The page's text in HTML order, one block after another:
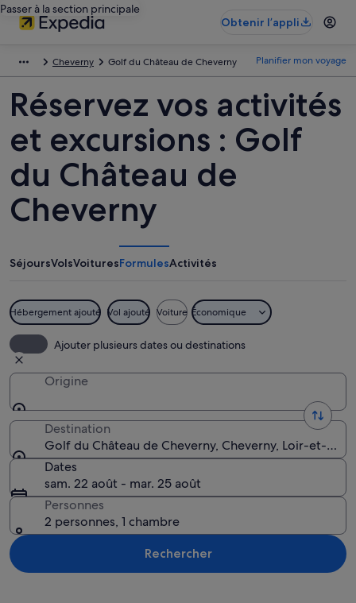
Passer à la section principale
Obtenir l’appli
Cheverny Golf du Château de Cheverny Planifier mon voyage
Réservez vos activités
et excursions : Golf
du Château de
Cheverny
SéjoursVolsVoituresFormulesActivités
Hébergement ajouté Vol ajouté Voiture Économique
Ajouter plusieurs dates ou destinations
Origine
Destination
Golf du Château de Cheverny, Cheverny, Loir-et-
Dates
sam. 22 août - mar. 25 août
Personnes
2 personnes, 1 chambre
Rechercher